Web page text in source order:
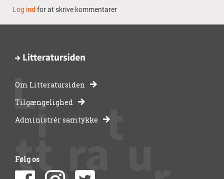
Log ind for at skrive kommentarer
-
bibliotekernes
side
Om Litteratursiden
Tilgængelighed
Administrér samtykke
Følg os